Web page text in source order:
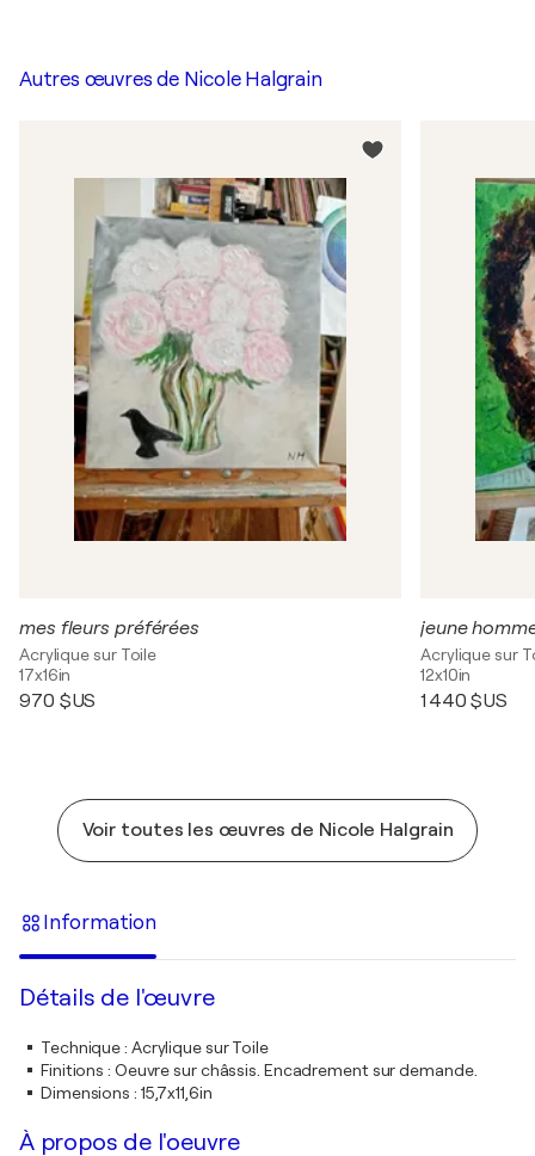
Autres œuvres de Nicole Halgrain
mes fleurs préférées
Acrylique sur Toile
17x16in
970 $US
jeune
Acrylique sur
12x10in
1 440 $US
Voir toutes les œuvres de Nicole Halgrain
Information
Détails de l'œuvre
Technique: Acrylique sur Toile
Finitions : Oeuvre sur châssis. Encadrement sur demande.
Dimensions : 15,7x11,6in
À propos de l'oeuvre